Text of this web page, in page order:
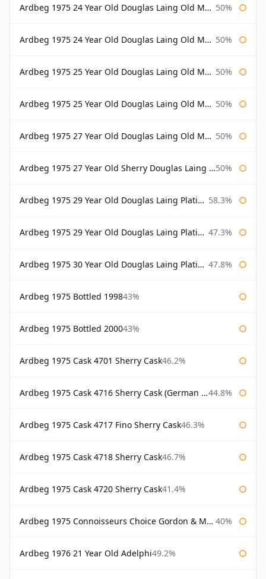
Ardbeg 1975 24 Year Old Douglas Laing Old Malt Cask 50%
Ardbeg 1975 24 Year Old Douglas Laing Old Malt Cask Bottled 2000 50%
Ardbeg 1975 25 Year Old Douglas Laing Old Malt Cask 50%
Ardbeg 1975 25 Year Old Douglas Laing Old Malt Cask Bottled 2001 50%
Ardbeg 1975 27 Year Old Douglas Laing Old Malt Cask 50%
Ardbeg 1975 27 Year Old Sherry Douglas Laing Old Malt Cask 50%
Ardbeg 1975 29 Year Old Douglas Laing Platinum Selection 58.3%
Ardbeg 1975 29 Year Old Douglas Laing Platinum Selection Bottled 2004 47.3%
Ardbeg 1975 30 Year Old Douglas Laing Platinum Selection 47.8%
Ardbeg 1975 Bottled 199843%
Ardbeg 1975 Bottled 200043%
Ardbeg 1975 Cask 4701 Sherry Cask46.2%
Ardbeg 1975 Cask 4716 Sherry Cask (German Market) 44.8%
Ardbeg 1975 Cask 4717 Fino Sherry Cask46.3%
Ardbeg 1975 Cask 4718 Sherry Cask46.7%
Ardbeg 1975 Cask 4720 Sherry Cask41.4%
Ardbeg 1975 Connoisseurs Choice Gordon & Macphail 40%
Ardbeg 1976 21 Year Old Adelphi49.2%